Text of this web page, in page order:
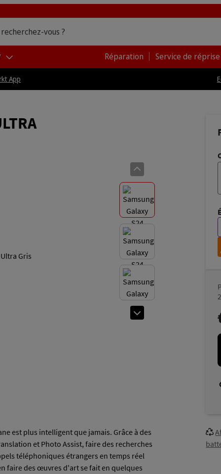
vous ?
Réparation Service de réprise
App
est plus intelligent que jamais. Grâce à des
et Photo Assist, faire des recherches
téléphoniques étrangers en temps réel
faire des œuvres d'art se fait en quelques